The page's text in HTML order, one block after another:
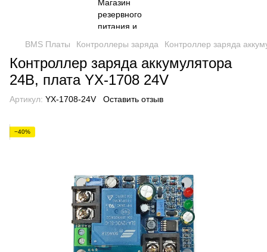
BMS Платы Контроллеры заряда Контроллер заряда
Контроллер заряда аккумулятора
24В, плата YX-1708 24V
Артикул: YX-1708-24V Оставить отзыв
−40%